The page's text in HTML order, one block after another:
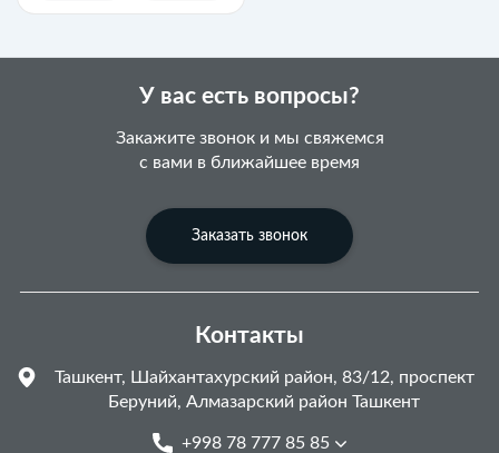
У вас есть вопросы?
Закажите звонок и мы свяжемся
с вами в ближайшее время
Заказать звонок
Контакты
Ташкент, Шайхантахурский район, 83/12, проспект
Беруний, Алмазарский район Ташкент
+998 78 777 85 85